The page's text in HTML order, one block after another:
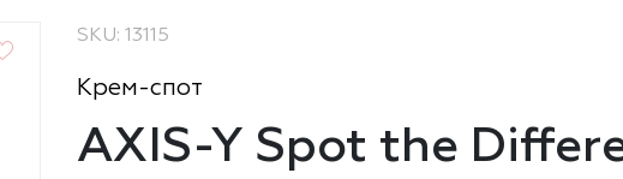
SKU: 13115
Крем-спот
AXIS-Y Spot the